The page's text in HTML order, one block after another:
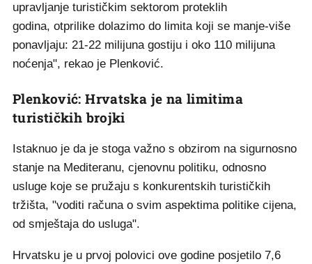
upravljanje turističkim sektorom proteklih
godina, otprilike dolazimo do limita koji se manje-više
ponavljaju: 21-22 milijuna gostiju i oko 110 milijuna
noćenja", rekao je Plenković.
Plenković: Hrvatska je na limitima
turističkih brojki
Istaknuo je da je stoga važno s obzirom na sigurnosno
stanje na Mediteranu, cjenovnu politiku, odnosno
usluge koje se pružaju s konkurentskih turističkih
tržišta, "voditi računa o svim aspektima politike cijena,
od smještaja do usluga".
Hrvatsku je u prvoj polovici ove godine posjetilo 7,6